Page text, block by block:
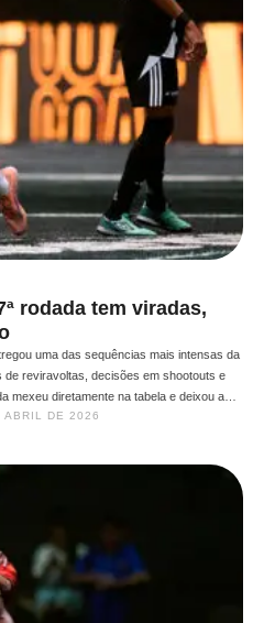
rodada tem viradas,
uma das sequências mais intensas da
de reviravoltas, decisões em shootouts e
mexeu diretamente na tabela e deixou a
de Desimpain FC e Dendele FC
ABRIL DE 2026